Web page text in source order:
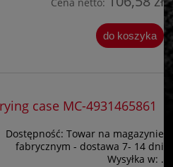
Cena netto:
do koszyka
case MC-4931465861
Dostępność: Towar na magazynie
fabrycznym - dostawa 7- 14 dni
Wysyłka w: .